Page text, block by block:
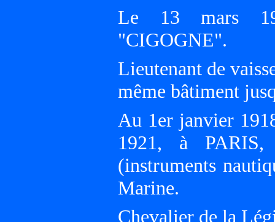
Le 13 mars
"CIGOGNE".
Lieutenant de
même bâtiment
Au 1er janvier
1921, à
(instruments
Marine.
Chevalier de la